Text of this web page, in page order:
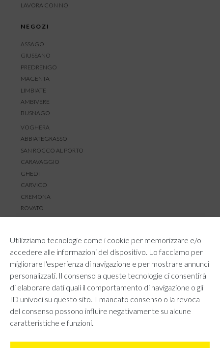
Utilizziamo tecnologie come i cookie per memorizzare e/o
accedere alle informazioni del dispositivo. Lo facciamo per
migliorare l'esperienza di navigazione e per mostrare annunci
personalizzati. Il consenso a queste tecnologie ci consentirà
di elaborare dati quali il comportamento di navigazione o gli
ID univoci su questo sito. Il mancato consenso o la revoca
del consenso possono influire negativamente su alcune
caratteristiche e funzioni.
LAVORA CON NOI
NEGOZI
ASSAGO
GIUSSANO
PREDRENGO
MAGENTA
LIMBIATE
AMBIVERE
BUSNAGO
VOGHERA
ABBIATEGRASSO
SAN ROCCO AL PORTO
CARAVAGGIO
GHEDI
CARVICO
CREMONA
ROVATO
TEMPI E COSTI DI SPEDIZIONE
RESI E RIMBORSI
REGOLAMENTO LOYALTY
CONTATTACI